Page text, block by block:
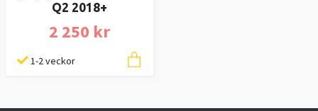
Q2 2018+
2 250 kr
1-2 veckor